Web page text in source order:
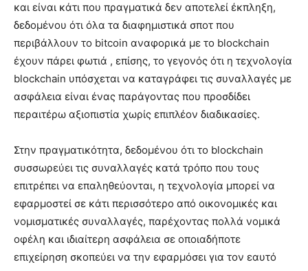
και είναι κάτι που πραγματικά δεν αποτελεί έκπληξη,
δεδομένου ότι όλα τα διαφημιστικά σποτ που
περιβάλλουν το bitcoin αναφορικά με το blockchain
έχουν πάρει φωτιά , επίσης, το γεγονός ότι η τεχνολογία
blockchain υπόσχεται να καταγράφει τις συναλλαγές με
ασφάλεια είναι ένας παράγοντας που προσδίδει
περαιτέρω αξιοπιστία χωρίς επιπλέον διαδικασίες.
Στην πραγματικότητα, δεδομένου ότι το blockchain
συσσωρεύει τις συναλλαγές κατά τρόπο που τους
επιτρέπει να επαληθεύονται, η τεχνολογία μπορεί να
εφαρμοστεί σε κάτι περισσότερο από οικονομικές και
νομισματικές συναλλαγές, παρέχοντας πολλά νομικά
οφέλη και ιδιαίτερη ασφάλεια σε οποιαδήποτε
επιχείρηση σκοπεύει να την εφαρμόσει για τον εαυτό